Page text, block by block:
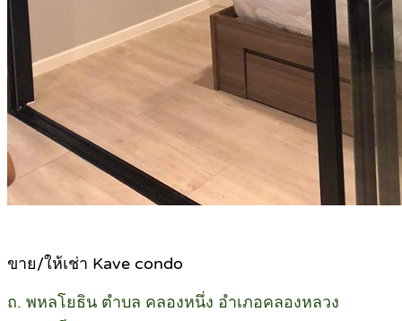
ขาย/ให้เช่า Kave condo
ถ. พหลโยธิน ตำบล คลองหนึ่ง อำเภอคลองหลวง